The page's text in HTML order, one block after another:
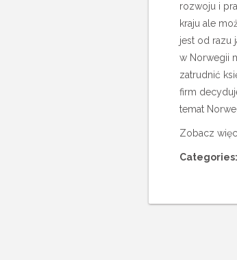
rozwoju i
kraju ale
jest od razu
w Norwegii
zatrudnić
firm
temat
Zobacz
Categories: